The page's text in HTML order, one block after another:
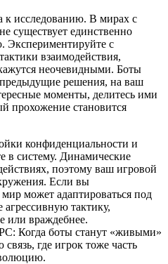
к исследованию. В мирах с
существует единственно
Экспериментируйте с
взаимодействия,
неочевидными. Боты
предыдущие решения, на ваш
моменты, делитесь ими
прохожение становится
конфиденциальности и
в систему. Динамические
поэтому ваш игровой
Если вы
может адаптироваться под
тактику,
или враждебнее.
Когда боты станут «живыми»
где игрок тоже часть